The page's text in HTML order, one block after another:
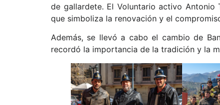
de gallardete. El Voluntario activo
que simboliza la renovación y el
Además, se llevó a cabo el cambio de
recordó la importancia de la tradición y la